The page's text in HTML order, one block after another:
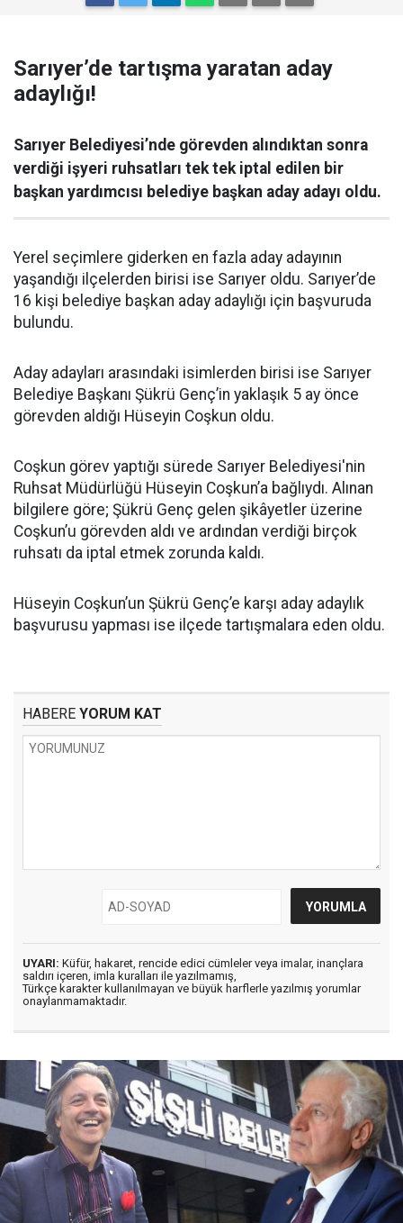
Sarıyer’de tartışma yaratan aday
adaylığı!
Sarıyer Belediyesi’nde görevden alındıktan sonra
verdiği işyeri ruhsatları tek tek iptal edilen bir
başkan yardımcısı belediye başkan aday adayı oldu.
Yerel seçimlere giderken en fazla aday adayının
yaşandığı ilçelerden birisi ise Sarıyer oldu. Sarıyer’de
16 kişi belediye başkan aday adaylığı için başvuruda
bulundu.
Aday adayları arasındaki isimlerden birisi ise Sarıyer
Belediye Başkanı Şükrü Genç’in yaklaşık 5 ay önce
görevden aldığı Hüseyin Coşkun oldu.
Coşkun görev yaptığı sürede Sarıyer Belediyesi'nin
Ruhsat Müdürlüğü Hüseyin Coşkun’a bağlıydı. Alınan
bilgilere göre; Şükrü Genç gelen şikâyetler üzerine
Coşkun’u görevden aldı ve ardından verdiği birçok
ruhsatı da iptal etmek zorunda kaldı.
Hüseyin Coşkun’un Şükrü Genç’e karşı aday adaylık
başvurusu yapması ise ilçede tartışmalara eden oldu.
HABERE YORUM KAT
UYARI: Küfür, hakaret, rencide edici cümleler veya imalar, inançlara
saldırı içeren, imla kuralları ile yazılmamış,
Türkçe karakter kullanılmayan ve büyük harflerle yazılmış yorumlar
onaylanmamaktadır.